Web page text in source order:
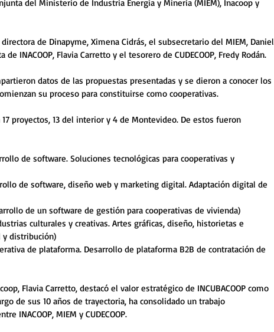
del Ministerio de Industria Energía y Minería (MIEM), Inacoop y
de Dinapyme, Ximena Cidrás, el subsecretario del MIEM, Daniel
de INACOOP, Flavia Carretto y el tesorero de CUDECOOP, Fredy Rodán.
datos de las propuestas presentadas y se dieron a conocer los
su proceso para constituirse como cooperativas.
proyectos, 13 del interior y 4 de Montevideo. De estos fueron
de software. Soluciones tecnológicas para cooperativas y
de software, diseño web y marketing digital. Adaptación digital de
de un software de gestión para cooperativas de vivienda)
culturales y creativas. Artes gráficas, diseño, historietas e
y distribución)
de plataforma. Desarrollo de plataforma B2B de contratación de
Flavia Carretto, destacó el valor estratégico de INCUBACOOP como
de sus 10 años de trayectoria, ha consolidado un trabajo
INACOOP, MIEM y CUDECOOP.